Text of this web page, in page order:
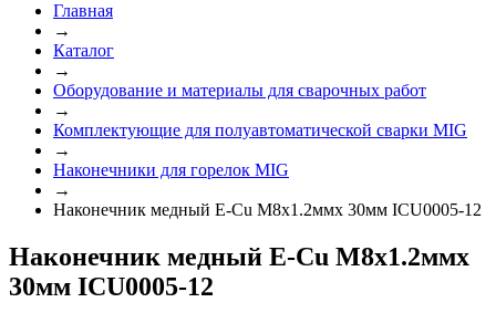
Главная
→
Каталог
→
Оборудование и материалы для сварочных работ
→
Комплектующие для полуавтоматической сварки MIG
→
Наконечники для горелок MIG
→
Наконечник медный E-Cu M8х1.2ммх 30мм ICU0005-12
Наконечник медный E-Cu M8х1.2ммх
30мм ICU0005-12